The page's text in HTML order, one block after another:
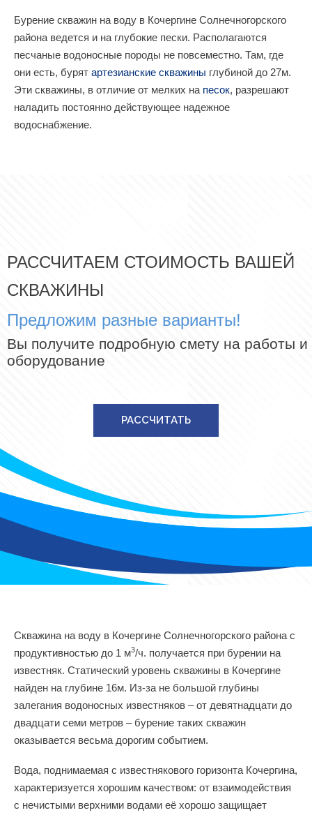
Бурение скважин на воду в Кочергине Солнечногорского
района ведется и на глубокие пески. Располагаются
песчаные водоносные породы не повсеместно. Там, где
они есть, бурят артезианские скважины глубиной до 27м.
Эти скважины, в отличие от мелких на песок, разрешают
наладить постоянно действующее надежное
водоснабжение.
РАССЧИТАЕМ СТОИМОСТЬ ВАШЕЙ
СКВАЖИНЫ
Предложим разные варианты!
Вы получите подробную смету на работы и
оборудование
РАССЧИТАТЬ
Скважина на воду в Кочергине Солнечногорского района с
продуктивностью до 1 м3/ч. получается при бурении на
известняк. Статический уровень скважины в Кочергине
найден на глубине 16м. Из-за не большой глубины
залегания водоносных известняков – от девятнадцати до
двадцати семи метров – бурение таких скважин
оказывается весьма дорогим событием.
Вода, поднимаемая с известнякового горизонта Кочергина,
характеризуется хорошим качеством: от взаимодействия
с нечистыми верхними водами её хорошо защищает